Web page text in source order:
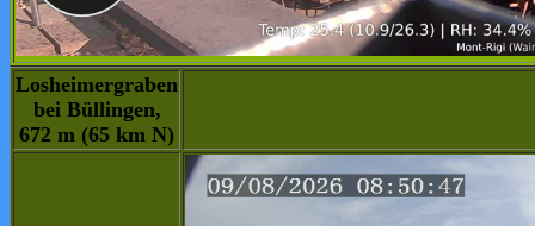
Losheimergraben
bei Büllingen,
672 m (65 km N)